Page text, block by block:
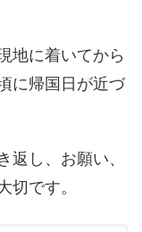
地に着いてから
に帰国日が近づ
返し、お願い、
切です。